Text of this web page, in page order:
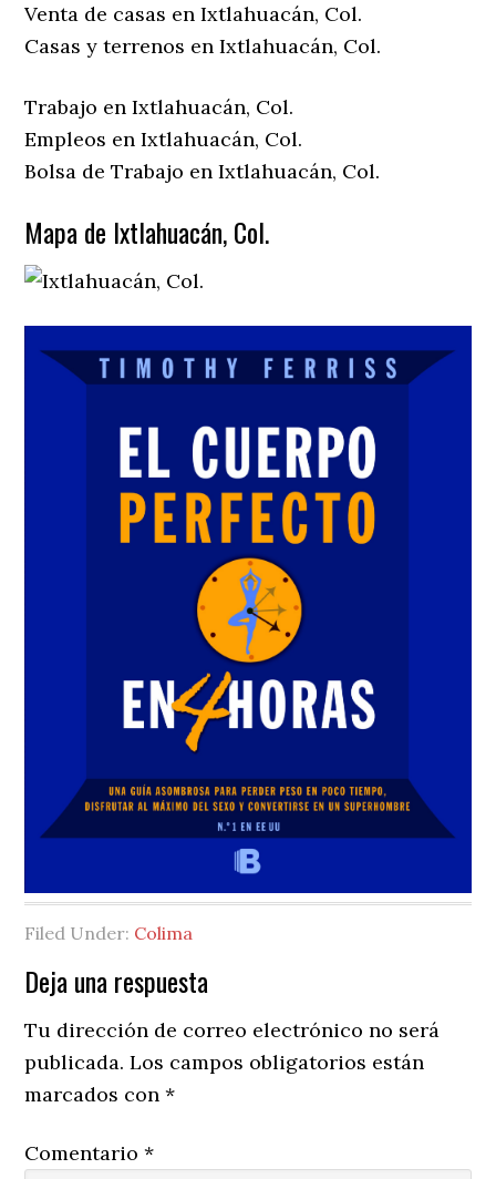
Venta de casas en Ixtlahuacán, Col.
Casas y terrenos en Ixtlahuacán, Col.
Trabajo en Ixtlahuacán, Col.
Empleos en Ixtlahuacán, Col.
Bolsa de Trabajo en Ixtlahuacán, Col.
Mapa de Ixtlahuacán, Col.
Filed Under: Colima
Reader
Interactions
Deja una respuesta
Tu dirección de correo electrónico no será
publicada. Los campos obligatorios están
marcados con*
Comentario*